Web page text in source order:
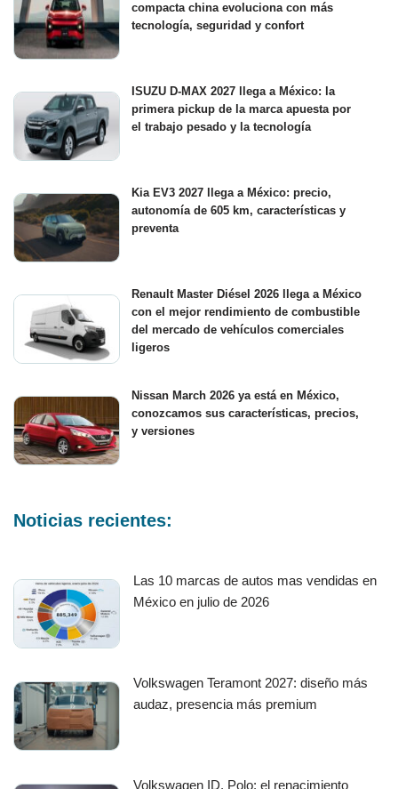
compacta china evoluciona con más
tecnología, seguridad y confort
ISUZU D-MAX 2027 llega a México: la
primera pickup de la marca apuesta por
el trabajo pesado y la tecnología
Kia EV3 2027 llega a México: precio,
autonomía de 605 km, características y
preventa
Renault Master Diésel 2026 llega a México
con el mejor rendimiento de combustible
del mercado de vehículos comerciales
ligeros
Nissan March 2026 ya está en México,
conozcamos sus características, precios,
y versiones
Noticias recientes:
Las 10 marcas de autos mas vendidas en
México en julio de 2026
Volkswagen Teramont 2027: diseño más
audaz, presencia más premium
Volkswagen ID. Polo: el renacimiento